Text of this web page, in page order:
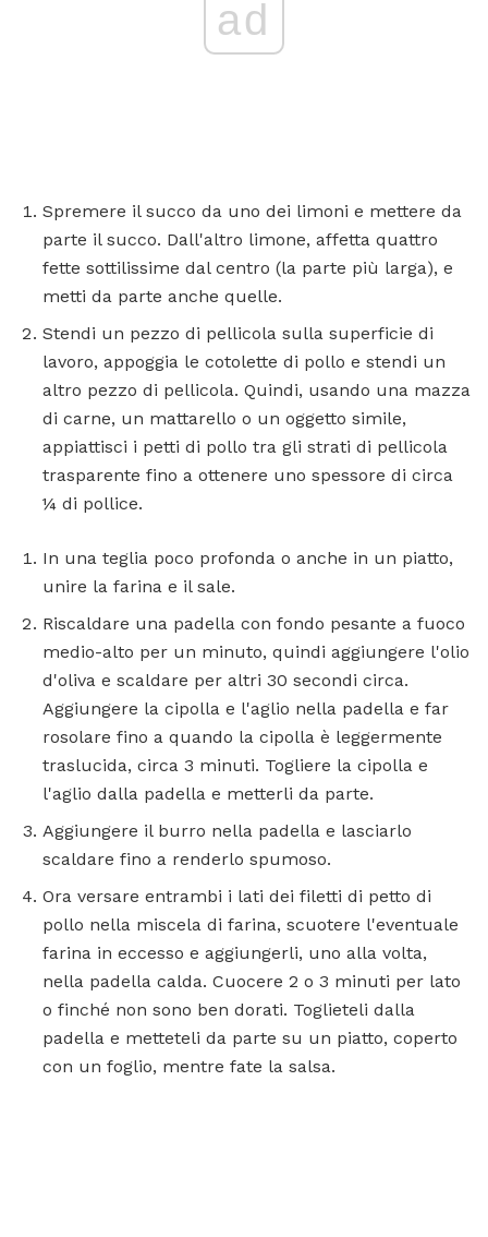
ad
Spremere il succo da uno dei limoni e mettere da
parte il succo. Dall'altro limone, affetta quattro
fette sottilissime dal centro (la parte più larga), e
metti da parte anche quelle.
Stendi un pezzo di pellicola sulla superficie di
lavoro, appoggia le cotolette di pollo e stendi un
altro pezzo di pellicola. Quindi, usando una mazza
di carne, un mattarello o un oggetto simile,
appiattisci i petti di pollo tra gli strati di pellicola
trasparente fino a ottenere uno spessore di circa
¼ di pollice.
In una teglia poco profonda o anche in un piatto,
unire la farina e il sale.
Riscaldare una padella con fondo pesante a fuoco
medio-alto per un minuto, quindi aggiungere l'olio
d'oliva e scaldare per altri 30 secondi circa.
Aggiungere la cipolla e l'aglio nella padella e far
rosolare fino a quando la cipolla è leggermente
traslucida, circa 3 minuti. Togliere la cipolla e
l'aglio dalla padella e metterli da parte.
Aggiungere il burro nella padella e lasciarlo
scaldare fino a renderlo spumoso.
Ora versare entrambi i lati dei filetti di petto di
pollo nella miscela di farina, scuotere l'eventuale
farina in eccesso e aggiungerli, uno alla volta,
nella padella calda. Cuocere 2 o 3 minuti per lato
o finché non sono ben dorati. Toglieteli dalla
padella e metteteli da parte su un piatto, coperto
con un foglio, mentre fate la salsa.